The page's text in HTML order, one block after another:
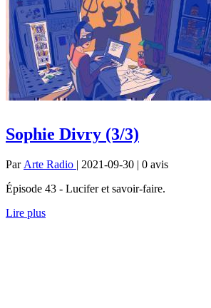
Sophie Divry (3/3)
Par Arte Radio | 2021-09-30 | 0 avis
Épisode 43 - Lucifer et savoir-faire.
Lire plus